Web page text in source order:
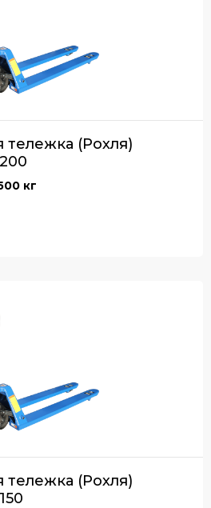
тележка (Рохля)
кг
тележка (Рохля)